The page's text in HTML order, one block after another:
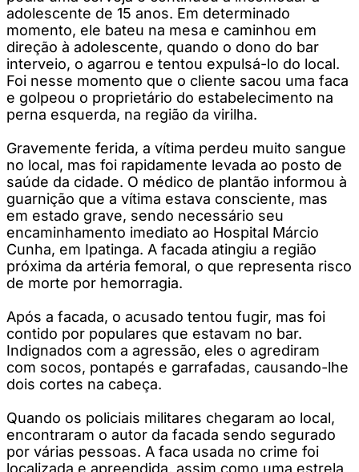
adolescente de 15 anos. Em determinado
momento, ele bateu na mesa e caminhou em
direção à adolescente, quando o dono do bar
interveio, o agarrou e tentou expulsá-lo do local.
Foi nesse momento que o cliente sacou uma faca
e golpeou o proprietário do estabelecimento na
perna esquerda, na região da virilha.
Gravemente ferida, a vítima perdeu muito sangue
no local, mas foi rapidamente levada ao posto de
saúde da cidade. O médico de plantão informou à
guarnição que a vítima estava consciente, mas
em estado grave, sendo necessário seu
encaminhamento imediato ao Hospital Márcio
Cunha, em Ipatinga. A facada atingiu a região
próxima da artéria femoral, o que representa risco
de morte por hemorragia.
Após a facada, o acusado tentou fugir, mas foi
contido por populares que estavam no bar.
Indignados com a agressão, eles o agrediram
com socos, pontapés e garrafadas, causando-lhe
dois cortes na cabeça.
Quando os policiais militares chegaram ao local,
encontraram o autor da facada sendo segurado
por várias pessoas. A faca usada no crime foi
localizada e apreendida, assim como uma estrela